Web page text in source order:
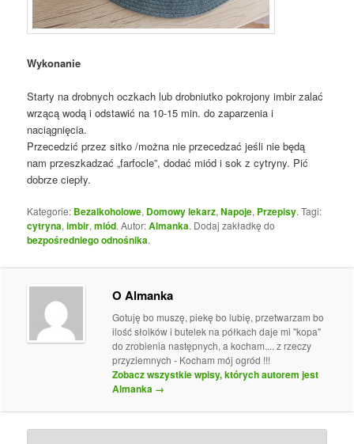
Wykonanie
Starty na drobnych oczkach lub drobniutko pokrojony imbir zalać
wrzącą wodą i odstawić na 10-15 min. do zaparzenia i
naciągnięcia.
Przecedzić przez sitko /można nie przecedzać jeśli nie będą
nam przeszkadzać „farfocle”, dodać miód i sok z cytryny. Pić
dobrze ciepły.
Kategorie: Bezalkoholowe, Domowy lekarz,Napoje, Przepisy. Tagi:
cytryna,imbir,miód. Autor:Almanka. Dodaj zakładkę do
bezpośredniego odnośnika.
O Almanka
Gotuję bo muszę, piekę bo lubię, przetwarzam bo
ilość słoików i butelek na półkach daje mi "kopa"
do zrobienia następnych, a kocham.... z rzeczy
przyziemnych - Kocham mój ogród !!!
Zobacz wszystkie wpisy, których autorem jest
Almanka →